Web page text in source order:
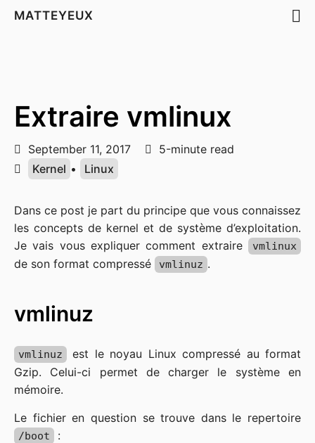
MATTEYEUX
Extraire vmlinux
September 11, 2017
5-minute read
Kernel • Linux
Dans ce post je part du principe que vous connaissez
les concepts de kernel et de système d’exploitation.
Je vais vous expliquer comment extraire
vmlinux
de son format compressé vmlinuz .
vmlinuz
vmlinuz
est le noyau Linux compressé au format
Gzip. Celui-ci permet de charger le système en
mémoire.
Le fichier en question se trouve dans le repertoire
/boot :